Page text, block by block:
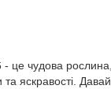
це чудова
яскравості.